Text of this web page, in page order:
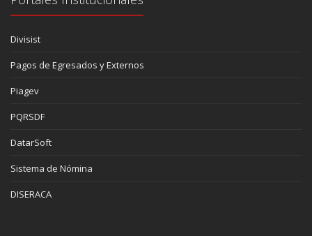
Divisist
Pagos de Egresados y Externos
Piagev
PQRSDF
DatarSoft
Sistema de Nómina
DISERACA